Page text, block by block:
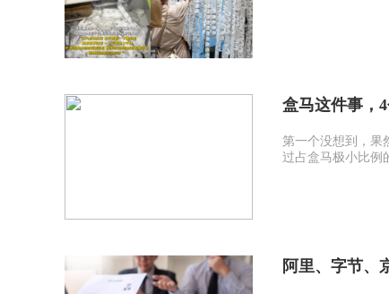
盒马这件事，4
第一个没想到，果
过占盒马极小比例
阿里、字节、